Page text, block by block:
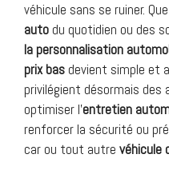
véhicule sans se ruiner.
auto du quotidien ou des
la personnalisation
prix bas devient simple et
privilégient désormais des
optimiser l’entretien
renforcer la sécurité ou
car ou tout autre véhicule